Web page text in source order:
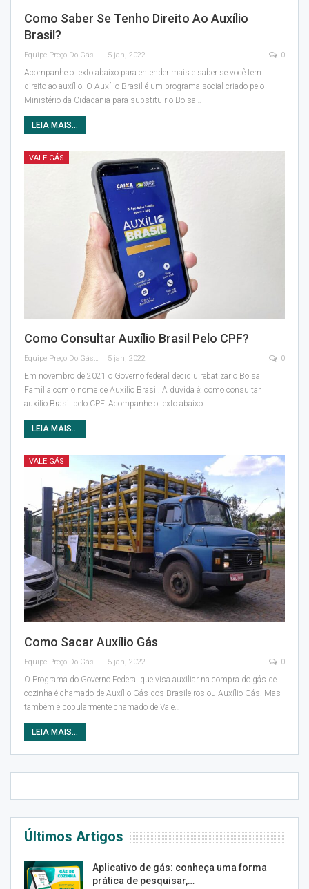
Como Saber Se Tenho Direito Ao Auxílio
Brasil?
Equipe Preço Do Gás 5 jan, 2022 0
Acompanhe o texto abaixo para entender mais e saber se você tem
direito ao auxílio. O Auxílio Brasil é um programa social criado pelo
Ministério da Cidadania para substituir o Bolsa…
LEIA MAIS...
VALE GÁS
Como Consultar Auxílio Brasil Pelo CPF?
Equipe Preço Do Gás 5 jan, 2022 0
Em novembro de 2021 o Governo federal decidiu rebatizar o Bolsa
Família com o nome de Auxílio Brasil. A dúvida é: como consultar
auxílio Brasil pelo CPF. Acompanhe o texto abaixo…
LEIA MAIS...
VALE GÁS
Como Sacar Auxílio Gás
Equipe Preço Do Gás 5 jan, 2022 0
O Programa do Governo Federal que visa auxiliar na compra do gás de
cozinha é chamado de Auxílio Gás dos Brasileiros ou Auxílio Gás. Mas
também é popularmente chamado de Vale…
LEIA MAIS...
Últimos Artigos
Aplicativo de gás: conheça uma forma
prática de pesquisar,…